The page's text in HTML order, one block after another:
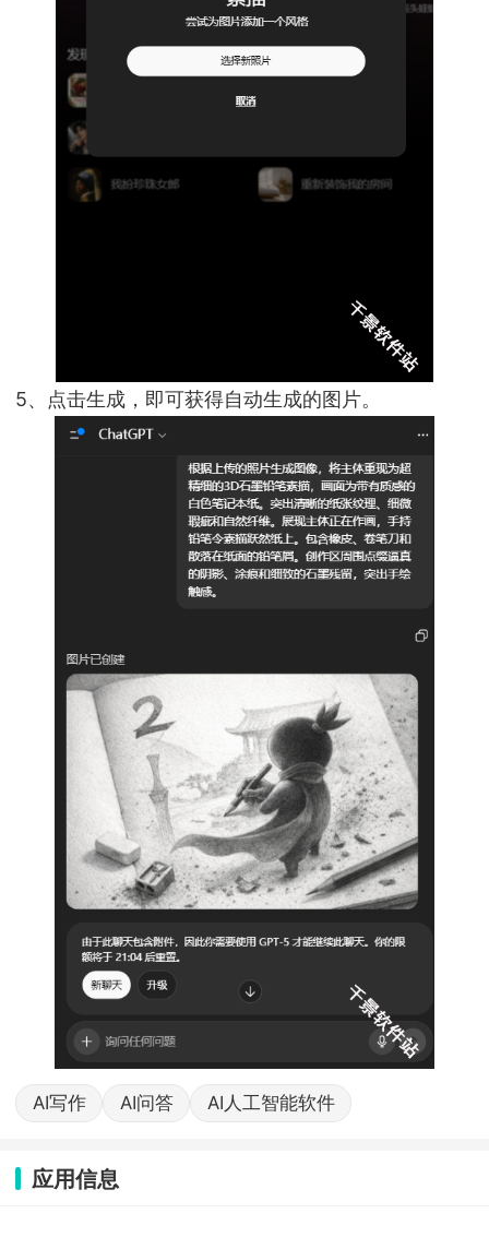
5、点击生成，即可获得自动生成的图片。
AI写作 AI问答 AI人工智能软件
应用信息